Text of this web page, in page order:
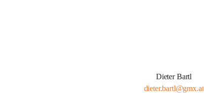
Dieter Bartl
dieter.bartl@gmx.at